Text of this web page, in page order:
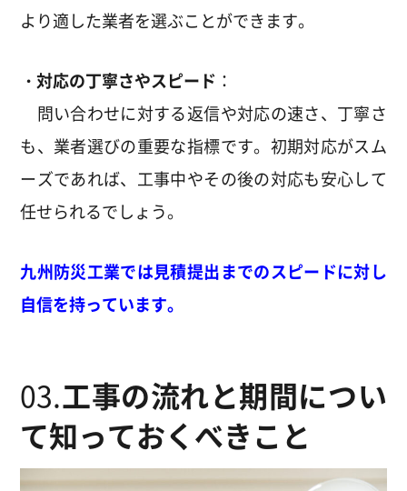
より適した業者を選ぶことができます。
・対応の丁寧さやスピード ：
問い合わせに対する返信や対応の速さ、丁寧さ
も、業者選びの重要な指標です。初期対応がスム
ーズであれば、工事中やその後の対応も安心して
任せられるでしょう。
九州防災工業では見積提出までのスピードに対し
自信を持っています。
03.工事の流れと期間につい
て知っておくべきこと